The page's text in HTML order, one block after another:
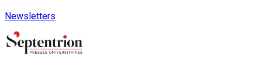
Newsletters